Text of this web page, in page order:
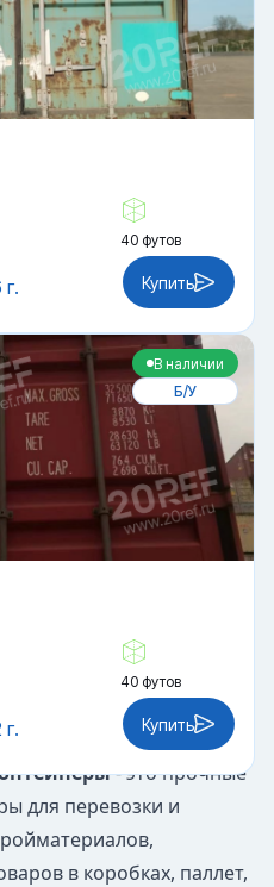
40 футов
Купить
В наличии
Б/У
40 футов
Купить
- это прочные
для перевозки и
в коробках, паллет,